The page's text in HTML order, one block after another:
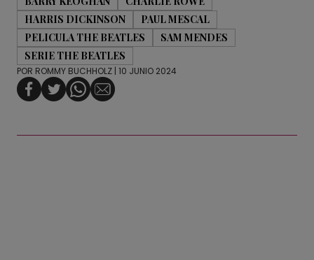
HARRIS DICKINSON
PAUL MESCAL
PELICULA THE BEATLES
SAM MENDES
SERIE THE BEATLES
POR ROMMY BUCHHOLZ | 10 JUNIO 2024